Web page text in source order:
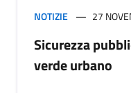
NOTIZIE 27
Sicurezza
verde urbano